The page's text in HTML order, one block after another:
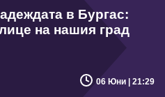
в Бургас:
на нашия град
06 Юни | 21:29